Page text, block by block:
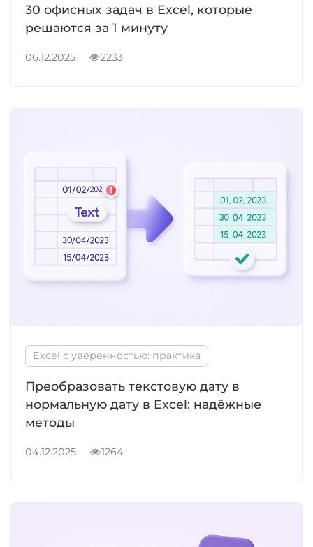
30 офисных задач в Excel, которые
решаются за 1 минуту
06.12.2025 2233
Excel с уверенностью: практика
Преобразовать текстовую дату в
нормальную дату в Excel: надёжные
методы
04.12.2025 1264